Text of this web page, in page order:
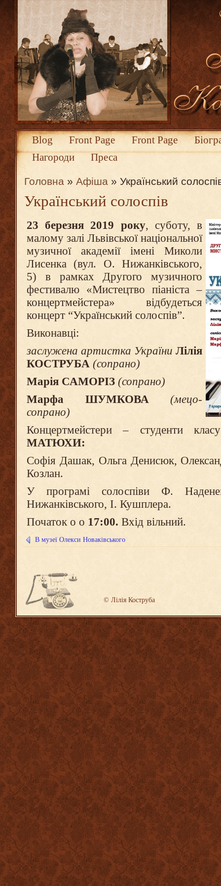
Blog Front Page Front Page
Нагороди
Преса
Головна » Афіша » Український
Український солоспів
23 березня 2019 року, суботу, в
малому залі Львівської національної
музичної академії імені Миколи
Лисенка (вул. О. Нижанківського,
5) в рамках Другого музичного
фестивалю «Мистецтво піаніста –
концертмейстера» відбудеться
концерт “Український солоспів”.
Виконавці:
заслужена артистка України Лілія
КОСТРУБА (сопрано)
Марія САМОРІЗ (сопрано)
Марфа ШУМКОВА (мецо-
сопрано)
Концертмейстери – студенти
МАТЮХИ:
Софія Дашак, Ольга Денисюк,
Козлан.
У програмі солоспіви Ф.
Нижанківського, І. Кушплера.
Початок о о 17:00. Вхід вільний.
В музеї Олекси Новаківського
© Лілія Коструба